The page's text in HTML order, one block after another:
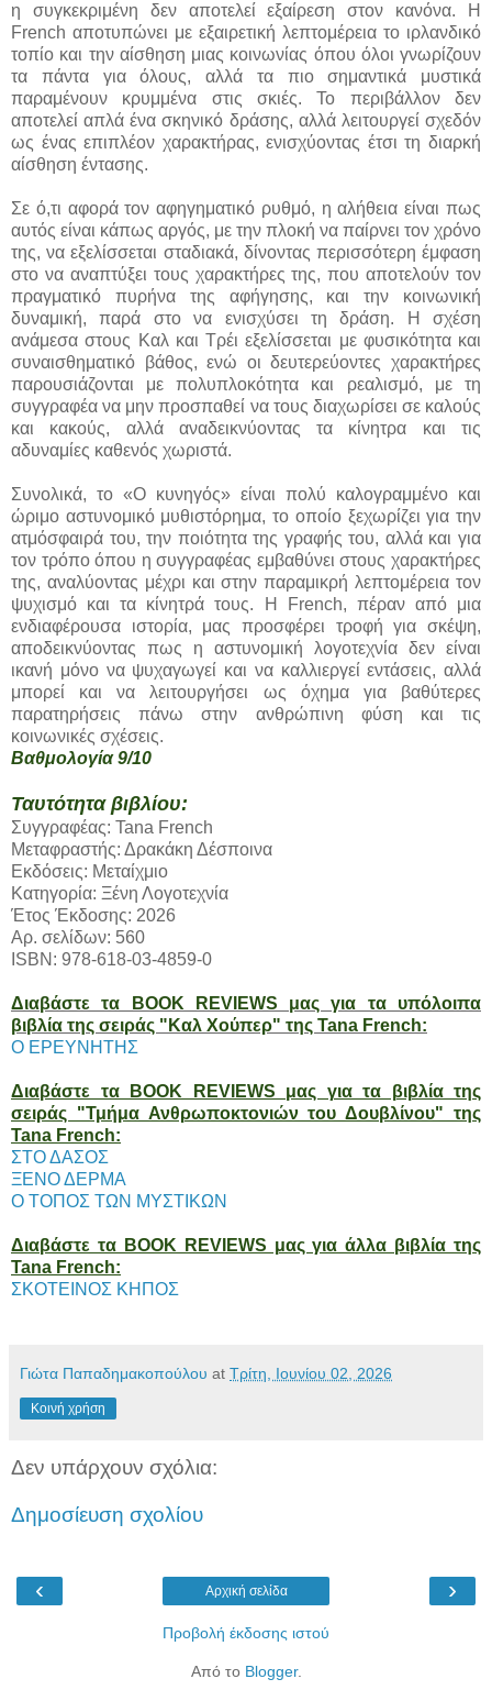
η συγκεκριμένη δεν αποτελεί εξαίρεση στον κανόνα. Η
French αποτυπώνει με εξαιρετική λεπτομέρεια το ιρλανδικό
τοπίο και την αίσθηση μιας κοινωνίας όπου όλοι γνωρίζουν
τα πάντα για όλους, αλλά τα πιο σημαντικά μυστικά
παραμένουν κρυμμένα στις σκιές. Το περιβάλλον δεν
αποτελεί απλά ένα σκηνικό δράσης, αλλά λειτουργεί σχεδόν
ως ένας επιπλέον χαρακτήρας, ενισχύοντας έτσι τη διαρκή
αίσθηση έντασης.
Σε ό,τι αφορά τον αφηγηματικό ρυθμό, η αλήθεια είναι πως
αυτός είναι κάπως αργός, με την πλοκή να παίρνει τον χρόνο
της, να εξελίσσεται σταδιακά, δίνοντας περισσότερη έμφαση
στο να αναπτύξει τους χαρακτήρες της, που αποτελούν τον
πραγματικό πυρήνα της αφήγησης, και την κοινωνική
δυναμική, παρά στο να ενισχύσει τη δράση. Η σχέση
ανάμεσα στους Καλ και Τρέι εξελίσσεται με φυσικότητα και
συναισθηματικό βάθος, ενώ οι δευτερεύοντες χαρακτήρες
παρουσιάζονται με πολυπλοκότητα και ρεαλισμό, με τη
συγγραφέα να μην προσπαθεί να τους διαχωρίσει σε καλούς
και κακούς, αλλά αναδεικνύοντας τα κίνητρα και τις
αδυναμίες καθενός χωριστά.
Συνολικά, το «Ο κυνηγός» είναι πολύ καλογραμμένο και
ώριμο αστυνομικό μυθιστόρημα, το οποίο ξεχωρίζει για την
ατμόσφαιρά του, την ποιότητα της γραφής του, αλλά και για
τον τρόπο όπου η συγγραφέας εμβαθύνει στους χαρακτήρες
της, αναλύοντας μέχρι και στην παραμικρή λεπτομέρεια τον
ψυχισμό και τα κίνητρά τους. Η French, πέραν από μια
ενδιαφέρουσα ιστορία, μας προσφέρει τροφή για σκέψη,
αποδεικνύοντας πως η αστυνομική λογοτεχνία δεν είναι
ικανή μόνο να ψυχαγωγεί και να καλλιεργεί εντάσεις, αλλά
μπορεί και να λειτουργήσει ως όχημα για βαθύτερες
παρατηρήσεις πάνω στην ανθρώπινη φύση και τις
κοινωνικές σχέσεις.
Βαθμολογία 9/10
Ταυτότητα βιβλίου:
Συγγραφέας: Tana French
Μεταφραστής: Δρακάκη Δέσποινα
Εκδόσεις: Μεταίχμιο
Κατηγορία: Ξένη Λογοτεχνία
Έτος Έκδοσης: 2026
Αρ. σελίδων: 560
ISBN: 978-618-03-4859-0
Διαβάστε τα BOOK REVIEWS μας για τα υπόλοιπα
βιβλία της σειράς "Καλ Χούπερ" της Tana French:
Ο ΕΡΕΥΝΗΤΗΣ
Διαβάστε τα BOOK REVIEWS μας για τα βιβλία της
σειράς "Τμήμα Ανθρωποκτονιών του Δουβλίνου" της
Tana French:
ΣΤΟ ΔΑΣΟΣ
ΞΕΝΟ ΔΕΡΜΑ
Ο ΤΟΠΟΣ ΤΩΝ ΜΥΣΤΙΚΩΝ
Διαβάστε τα BOOK REVIEWS μας για άλλα βιβλία της
Tana French:
ΣΚΟΤΕΙΝΟΣ ΚΗΠΟΣ
Γιώτα Παπαδημακοπούλου at Τρίτη, Ιουνίου 02, 2026
Κοινή χρήση
Δεν υπάρχουν σχόλια:
Δημοσίευση σχολίου
‹ ›
Αρχική σελίδα
Προβολή έκδοσης ιστού
Από το Blogger.